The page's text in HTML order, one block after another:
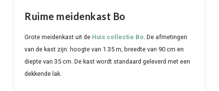
Ruime meidenkast Bo
Grote meidenkast uit de Huis collectie Bo. De afmetingen
van de kast zijn: hoogte van 1.35 m, breedte van 90 cm en
diepte van 35 cm. De kast wordt standaard geleverd met een
dekkende lak.